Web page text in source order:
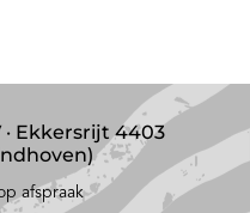
Ekkersrijt 4403
afspraak